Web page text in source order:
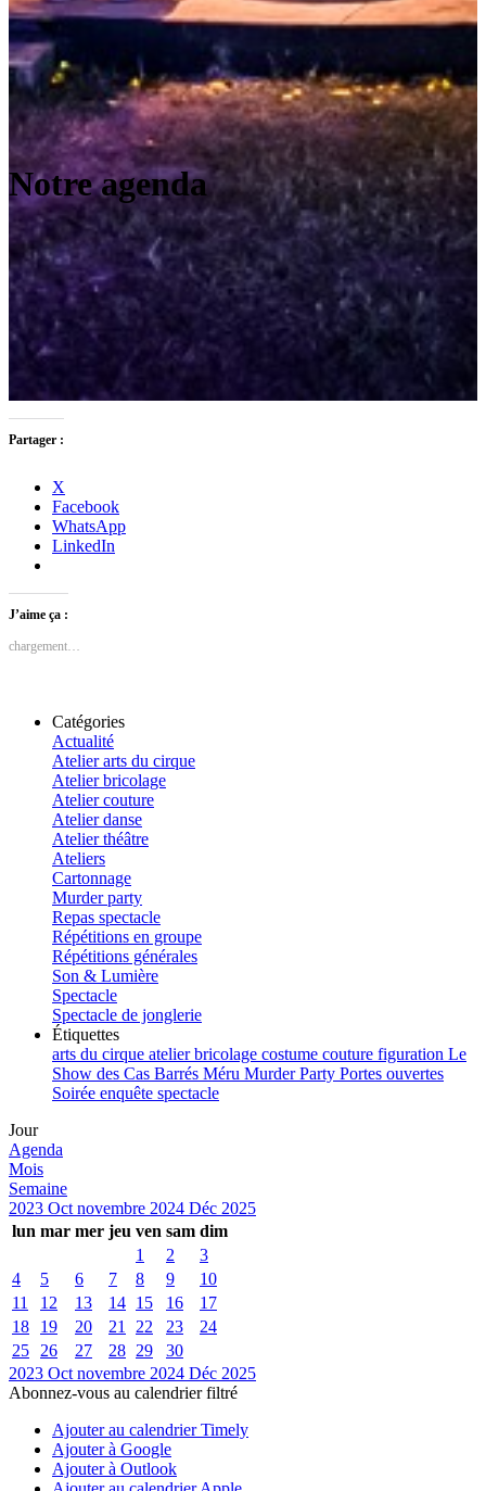
Notre agenda
Partager :
X
Facebook
WhatsApp
LinkedIn
J’aime ça :
chargement…
Catégories
Actualité
Atelier arts du cirque
Atelier bricolage
Atelier couture
Atelier danse
Atelier théâtre
Ateliers
Cartonnage
Murder party
Repas spectacle
Répétitions en groupe
Répétitions générales
Son & Lumière
Spectacle
Spectacle de jonglerie
Étiquettes
arts du cirque atelierbricolage costume couture figuration Le
Show des Cas Barrés Méru Murder Party Portes ouvertes
Soirée enquête spectacle
Jour
Agenda
Mois
Semaine
2023 Oct novembre 2024 Déc 2025
lun mar mer jeu ven sam dim
1
2
3
4
5 6 7 8 9
10
11
12 13 14 15 16
17
18
19 20 21 22 23
24
25
26 27 28 29
30
2023 Oct novembre 2024 Déc 2025
Abonnez-vous au calendrier filtré
Ajouter au calendrier Timely
Ajouter à Google
Ajouter à Outlook